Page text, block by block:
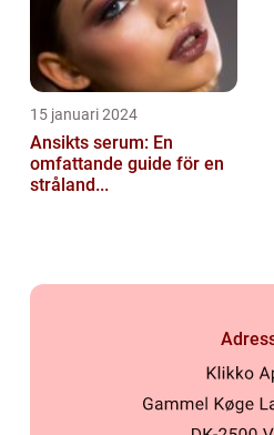
15 januari 2024
Ansikts serum: En
omfattande guide för en
stråland...